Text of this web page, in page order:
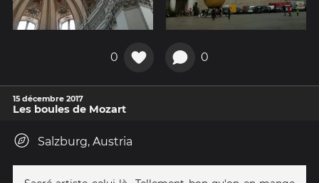
0 0
15 décembre 2017
Les boules de Mozart
Salzburg, Austria